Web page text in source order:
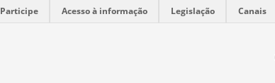
Participe Acesso à informação Legislação Canais